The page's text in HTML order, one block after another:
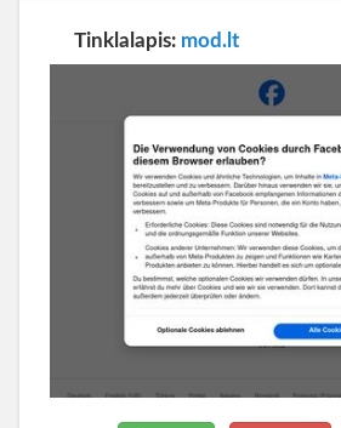
Tinklalapis: mod.lt